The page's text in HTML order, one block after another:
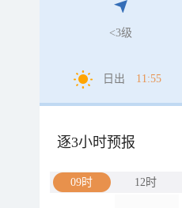
<3级
日出 11:55
逐3小时预报
09时 12时